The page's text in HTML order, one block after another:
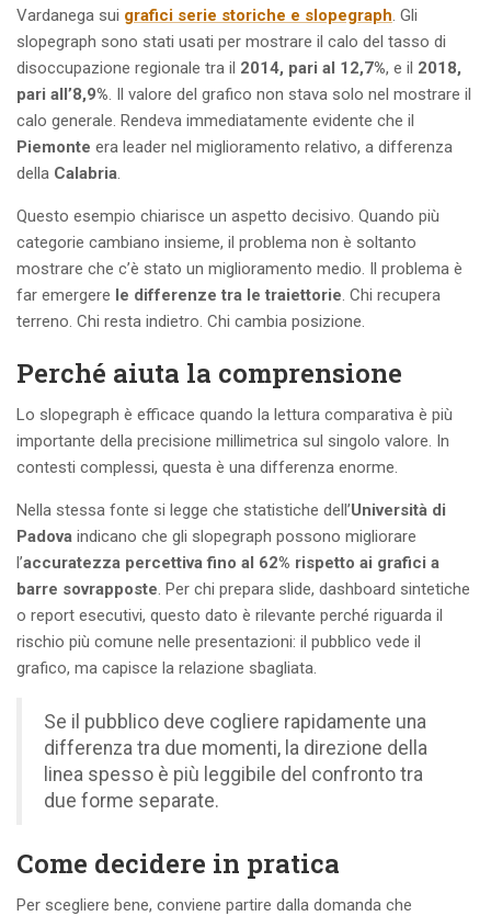
Vardanega sui grafici serie storiche e slopegraph. Gli
slopegraph sono stati usati per mostrare il calo del tasso di
disoccupazione regionale tra il 2014, pari al 12,7%, e il 2018,
pari all’8,9%. Il valore del grafico non stava solo nel mostrare il
calo generale. Rendeva immediatamente evidente che il
Piemonte era leader nel miglioramento relativo, a differenza
della Calabria.
Questo esempio chiarisce un aspetto decisivo. Quando più
categorie cambiano insieme, il problema non è soltanto
mostrare che c’è stato un miglioramento medio. Il problema è
far emergere le differenze tra le traiettorie. Chi recupera
terreno. Chi resta indietro. Chi cambia posizione.
Perché aiuta la comprensione
Lo slopegraph è efficace quando la lettura comparativa è più
importante della precisione millimetrica sul singolo valore. In
contesti complessi, questa è una differenza enorme.
Nella stessa fonte si legge che statistiche dell’Università di
Padova indicano che gli slopegraph possono migliorare
l’accuratezza percettiva fino al 62% rispetto ai grafici a
barre sovrapposte. Per chi prepara slide, dashboard sintetiche
o report esecutivi, questo dato è rilevante perché riguarda il
rischio più comune nelle presentazioni: il pubblico vede il
grafico, ma capisce la relazione sbagliata.
Se il pubblico deve cogliere rapidamente una
differenza tra due momenti, la direzione della
linea spesso è più leggibile del confronto tra
due forme separate.
Come decidere in pratica
Per scegliere bene, conviene partire dalla domanda che